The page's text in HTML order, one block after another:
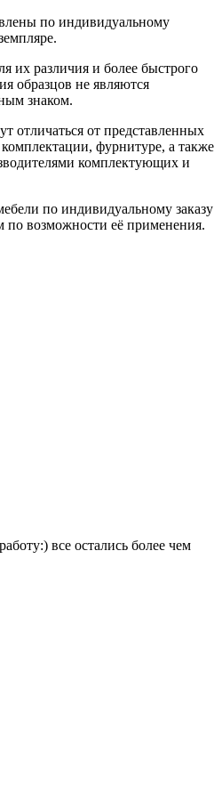
по индивидуальному
их различия и более быстрого
образцов не являются
знаком.
отличаться от представленных
комплектации, фурнитуре, а также
комплектующих и
по индивидуальному заказу
по возможности её применения.
все остались более чем